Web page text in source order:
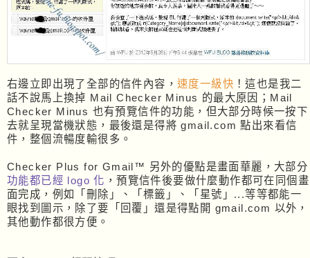
右邊立即出現了全部的信件內容， 速度一級快 ！這也是我二
話不說馬上換掉 Mail Checker Minus 的最大原因；Mail
Checker Minus 也有預覽信件的功能，但大部分時候一按下
去就呈現當機狀態，最後還是得將 gmail.com 點出來看信
件，整個流暢度輸很多。
Checker Plus for Gmail™ 另外的優點是畫面華麗，大部分
功能都已經 logo 化 ，預覽信件後要做什麼動作都可在同個畫
面完成，例如「刪除」、「標籤」、「星號」...等等都能一
眼找到圖示，除了要「回覆」還是得點開 gmail.com 以外，
其他動作都很方便。